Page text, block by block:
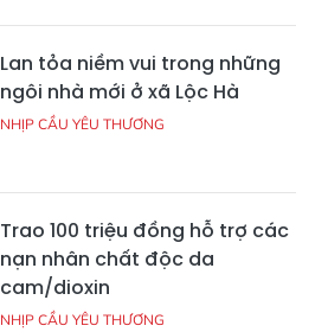
Lan tỏa niềm vui trong những
ngôi nhà mới ở xã Lộc Hà
NHỊP CẦU YÊU THƯƠNG
Trao 100 triệu đồng hỗ trợ các
nạn nhân chất độc da
cam/dioxin
NHỊP CẦU YÊU THƯƠNG